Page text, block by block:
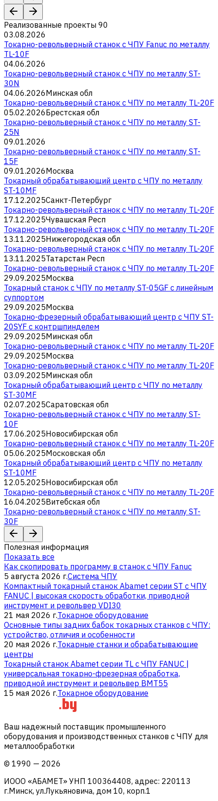
Реализованные проекты 90
03.08.2026
Токарно-револьверный станок с ЧПУ Fanuc по металлу
TL-10F
04.06.2026
Токарно-револьверный станок с ЧПУ по металлу ST-
30N
04.06.2026Минская обл
Токарно-револьверный станок с ЧПУ по металлу TL-20F
05.02.2026Брестская обл
Токарно-револьверный станок с ЧПУ по металлу ST-
25N
09.01.2026
Токарно-револьверный станок с ЧПУ по металлу ST-
15F
09.01.2026Москва
Токарный обрабатывающий центр с ЧПУ по металлу
ST-10MF
17.12.2025Санкт-Петербург
Токарно-револьверный станок с ЧПУ по металлу TL-20F
17.12.2025Чувашская Респ
Токарно-револьверный станок с ЧПУ по металлу TL-20F
13.11.2025Нижегородская обл
Токарно-револьверный станок с ЧПУ по металлу TL-20F
13.11.2025Татарстан Респ
Токарно-револьверный станок с ЧПУ по металлу TL-20F
29.09.2025Москва
Токарный станок с ЧПУ по металлу ST-05GF c линейным
суппортом
29.09.2025Москва
Токарно-фрезерный обрабатывающий центр с ЧПУ ST-
20SYF с контршпинделем
29.09.2025Минская обл
Токарно-револьверный станок с ЧПУ по металлу TL-20F
29.09.2025Москва
Токарно-револьверный станок с ЧПУ по металлу TL-20F
03.09.2025Минская обл
Токарный обрабатывающий центр с ЧПУ по металлу
ST-30MF
02.07.2025Саратовская обл
Токарно-револьверный станок с ЧПУ по металлу ST-
10F
17.06.2025Новосибирская обл
Токарно-револьверный станок с ЧПУ по металлу TL-20F
05.06.2025Московская обл
Токарный обрабатывающий центр с ЧПУ по металлу
ST-10MF
12.05.2025Новосибирская обл
Токарно-револьверный станок с ЧПУ по металлу TL-20F
16.04.2025Витебская обл
Токарно-револьверный станок с ЧПУ по металлу ST-
30F
Полезная информация
Показать все
Как скопировать программу в станок с ЧПУ Fanuc
5 августа 2026 г.Система ЧПУ
Компактный токарный станок Abamet серии ST с ЧПУ
FANUC | высокая скорость обработки, приводной
инструмент и револьвер VDI30
21 мая 2026 г.Токарное оборудование
Основные типы задних бабок токарных станков с ЧПУ:
устройство, отличия и особенности
20 мая 2026 г.Токарные станки и обрабатывающие
центры
Токарный станок Abamet серии TL с ЧПУ FANUC |
универсальная токарно-фрезерная обработка,
приводной инструмент и револьвер BMT55
15 мая 2026 г.Токарное оборудование
Ваш надежный поставщик промышленного
оборудования и производственных станков с ЧПУ для
металлообработки
© 1990 — 2026
ИООО «АБАМЕТ» УНП 100364408, адрес: 220113
г.Минск, ул.Лукьяновича, дом 10, корп.1